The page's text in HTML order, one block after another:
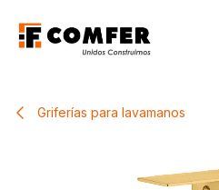
Griferías para lavamanos